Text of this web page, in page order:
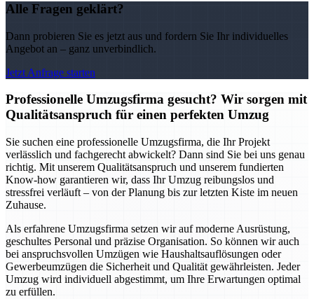
Alle Fragen geklärt?
Dann probieren Sie es jetzt aus und fordern Sie Ihr individuelles
Angebot an – ganz unverbindlich.
Jetzt Anfrage starten
Professionelle Umzugsfirma gesucht? Wir sorgen mit
Qualitätsanspruch für einen perfekten Umzug
Sie suchen eine professionelle Umzugsfirma, die Ihr Projekt
verlässlich und fachgerecht abwickelt? Dann sind Sie bei uns genau
richtig. Mit unserem Qualitätsanspruch und unserem fundierten
Know-how garantieren wir, dass Ihr Umzug reibungslos und
stressfrei verläuft – von der Planung bis zur letzten Kiste im neuen
Zuhause.
Als erfahrene Umzugsfirma setzen wir auf moderne Ausrüstung,
geschultes Personal und präzise Organisation. So können wir auch
bei anspruchsvollen Umzügen wie Haushaltsauflösungen oder
Gewerbeumzügen die Sicherheit und Qualität gewährleisten. Jeder
Umzug wird individuell abgestimmt, um Ihre Erwartungen optimal
zu erfüllen.